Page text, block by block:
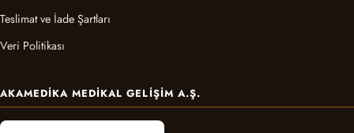
Teslimat ve İade Şartları
Veri Politikası
AKAMEDIKA MEDIKAL GELIŞIM A.Ş.